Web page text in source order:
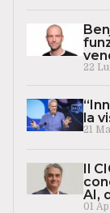
22
la
21
Il
AI,
01